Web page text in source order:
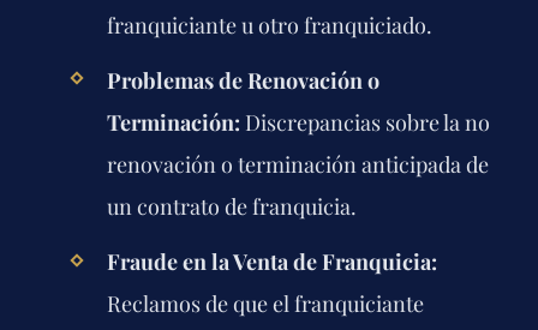
franquiciante u otro franquiciado.
Problemas de Renovación o
Terminación: Discrepancias sobre la no
renovación o terminación anticipada de
un contrato de franquicia.
Fraude en la Venta de Franquicia:
Reclamos de que el franquiciante